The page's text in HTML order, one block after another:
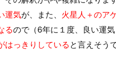
運気が、また、 火星人＋のア
るので（6年に１度、良い運
はっきりしている と言えそう